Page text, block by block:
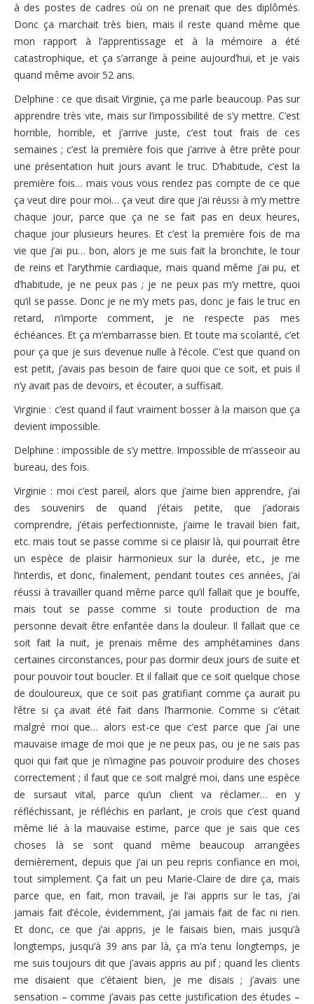
à des postes de cadres où on ne prenait que des diplômés.
Donc ça marchait très bien, mais il reste quand même que
mon rapport à l’apprentissage et à la mémoire a été
catastrophique, et ça s’arrange à peine aujourd’hui, et je vais
quand même avoir 52 ans.
Delphine : ce que disait Virginie, ça me parle beaucoup. Pas sur
apprendre très vite, mais sur l’impossibilité de s’y mettre. C’est
horrible, horrible, et j’arrive juste, c’est tout frais de ces
semaines ; c’est la première fois que j’arrive à être prête pour
une présentation huit jours avant le truc. D’habitude, c’est la
première fois… mais vous vous rendez pas compte de ce que
ça veut dire pour moi… ça veut dire que j’ai réussi à m’y mettre
chaque jour, parce que ça ne se fait pas en deux heures,
chaque jour plusieurs heures. Et c’est la première fois de ma
vie que j’ai pu… bon, alors je me suis fait la bronchite, le tour
de reins et l’arythmie cardiaque, mais quand même j’ai pu, et
d’habitude, je ne peux pas ; je ne peux pas m’y mettre, quoi
qu’il se passe. Donc je ne m’y mets pas, donc je fais le truc en
retard, n’importe comment, je ne respecte pas mes
échéances. Et ça m’embarrasse bien. Et toute ma scolarité, c’et
pour ça que je suis devenue nulle à l’école. C’est que quand on
est petit, j’avais pas besoin de faire quoi que ce soit, et puis il
n’y avait pas de devoirs, et écouter, a suffisait.
Virginie : c’est quand il faut vraiment bosser à la maison que ça
devient impossible.
Delphine : impossible de s’y mettre. Impossible de m’asseoir au
bureau, des fois.
Virginie : moi c’est pareil, alors que j’aime bien apprendre, j’ai
des souvenirs de quand j’étais petite, que j’adorais
comprendre, j’étais perfectionniste, j’aime le travail bien fait,
etc. mais tout se passe comme si ce plaisir là, qui pourrait être
un espèce de plaisir harmonieux sur la durée, etc., je me
l’interdis, et donc, finalement, pendant toutes ces années, j’ai
réussi à travailler quand même parce qu’il fallait que je bouffe,
mais tout se passe comme si toute production de ma
personne devait être enfantée dans la douleur. Il fallait que ce
soit fait la nuit, je prenais même des amphétamines dans
certaines circonstances, pour pas dormir deux jours de suite et
pour pouvoir tout boucler. Et il fallait que ce soit quelque chose
de douloureux, que ce soit pas gratifiant comme ça aurait pu
l’être si ça avait été fait dans l’harmonie. Comme si c’était
malgré moi que… alors est-ce que c’est parce que j’ai une
mauvaise image de moi que je ne peux pas, ou je ne sais pas
quoi qui fait que je n’imagine pas pouvoir produire des choses
correctement ; il faut que ce soit malgré moi, dans une espèce
de sursaut vital, parce qu’un client va réclamer… en y
réfléchissant, je réfléchis en parlant, je crois que c’est quand
même lié à la mauvaise estime, parce que je sais que ces
choses là se sont quand même beaucoup arrangées
dernièrement, depuis que j’ai un peu repris confiance en moi,
tout simplement. Ça fait un peu Marie-Claire de dire ça, mais
parce que, en fait, mon travail, je l’ai appris sur le tas, j’ai
jamais fait d’école, évidemment, j’ai jamais fait de fac ni rien.
Et donc, ce que j’ai appris, je le faisais bien, mais jusqu’à
longtemps, jusqu’à 39 ans par là, ça m’a tenu longtemps, je
me suis toujours dit que j’avais appris au pif ; quand les clients
me disaient que c’étaient bien, je me disais ; j’avais une
sensation – comme j’avais pas cette justification des études –